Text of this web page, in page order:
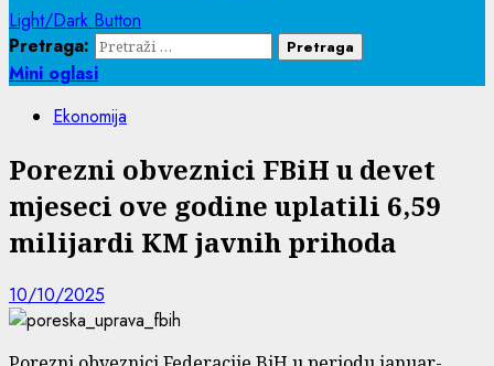
Light/Dark Button
Pretraga:
Mini oglasi
Ekonomija
Porezni obveznici FBiH u devet
mjeseci ove godine uplatili 6,59
milijardi KM javnih prihoda
10/10/2025